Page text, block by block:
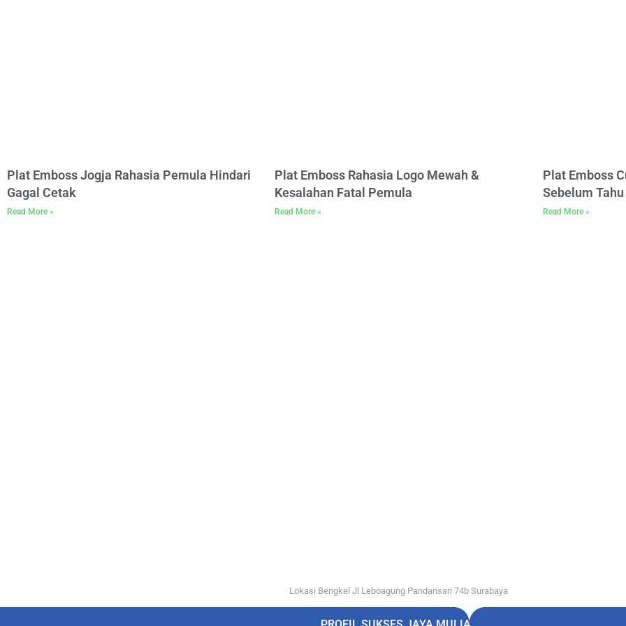
Plat Emboss Jogja Rahasia Pemula Hindari
Gagal Cetak
Read More »
Plat Emboss Rahasia Logo Mewah &
Kesalahan Fatal Pemula
Read More »
Plat Emboss
Sebelum
Read More »
Lokasi Bengkel Jl Leboagung Pandansari 74b Surabaya